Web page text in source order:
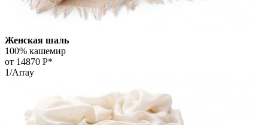
Женская шаль
100% кашемир
от 14870 Р*
1/Array